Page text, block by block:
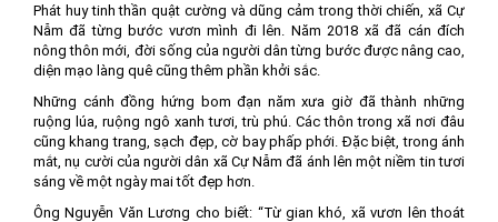
Phát huy tinh thần quật cường và dũng cảm trong thời chiến, xã Cự
Nẫm đã từng bước vươn mình đi lên. Năm 2018 xã đã cán đích
nông thôn mới, đời sống của người dân từng bước được nâng cao,
diện mạo làng quê cũng thêm phần khởi sắc.
Những cánh đồng hứng bom đạn năm xưa giờ đã thành những
ruộng lúa, ruộng ngô xanh tươi, trù phú. Các thôn trong xã nơi đâu
cũng khang trang, sạch đẹp, cờ bay phấp phới. Đặc biệt, trong ánh
mắt, nụ cười của người dân xã Cự Nẫm đã ánh lên một niềm tin tươi
sáng về một ngày mai tốt đẹp hơn.
Ông Nguyễn Văn Lương cho biết: “Từ gian khó, xã vươn lên thoát